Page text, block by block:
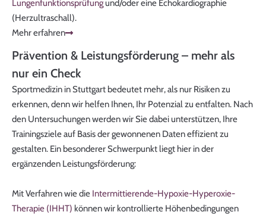
Lungenfunktionsprüfungund/oder eine Echokardiographie
(Herzultraschall).
Mehr erfahren
Prävention & Leistungsförderung – mehr als
nur ein Check
Sportmedizin in Stuttgart bedeutet mehr, als nur Risiken zu
erkennen, denn wir helfen Ihnen, Ihr Potenzial zu entfalten. Nach
den Untersuchungen werden wir Sie dabei unterstützen, Ihre
Trainingsziele auf Basis der gewonnenen Daten effizient zu
gestalten. Ein besonderer Schwerpunkt liegt hier in der
ergänzenden Leistungsförderung:
Mit Verfahren wie die Intermittierende-Hypoxie-Hyperoxie-
Therapie (IHHT) können wir kontrollierte Höhenbedingungen